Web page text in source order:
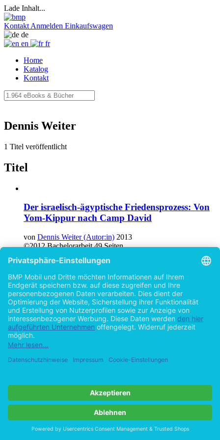
Lade Inhalt...
Kontakt Anmelden Einkaufswagen
de
en
fr
Home
Katalog
Kontakt
Dennis Weiter
1 Titel veröffentlicht
Titel
Der israelisch-ägyptische Friedensprozess: Von
Yom-Kippur nach Camp David
von Dennis Weiter (Autor:in) 2013
©2012 Bachelorarbeit 49 Seiten
Hilfe/FAQ
Datenschutz
AGB
Vertrag widerrufen
Zur Desktop-Version
Copyright ©Imprint in der Bedey & Thoms Media GmbH powered
byOpen Publishing
Cookie-Einstellungen